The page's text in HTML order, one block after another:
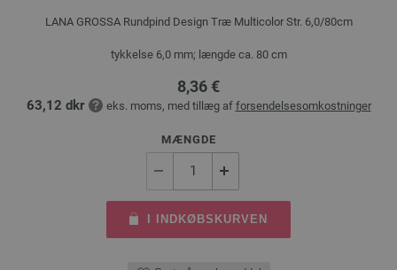
LANA GROSSA Rundpind Design Træ Multicolor Str. 6,0/80cm
tykkelse 6,0 mm; længde ca. 80 cm
8,36 €
63,12 dkr eks. moms, med tillæg af forsendelsesomkostninger
MÆNGDE
I INDKØBSKURVEN